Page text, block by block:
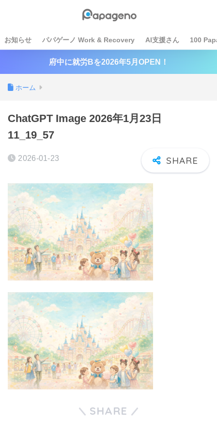
お知らせ パパゲーノ Work & Recovery AI支援さん 100
府中に就労Bを2026年5月OPEN！
ホーム
ChatGPT Image 2026年1月23日
11_19_57
2026-01-23
SHARE